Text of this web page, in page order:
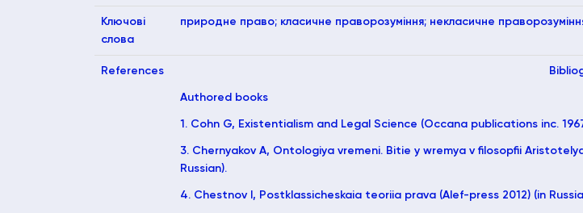
Ключові
слова
природне право; класичне праворозуміння; некласичне
References
Authored books
1. Cohn G, Existentialism and Legal Science (Occana publications inc.
3. Chernyakov A, Ontologiya vremeni. Bitie y wremya v filosopfii
Russian).
4. Chestnov I, Postklassicheskaia teoriia prava (Alef-press 2012) (in